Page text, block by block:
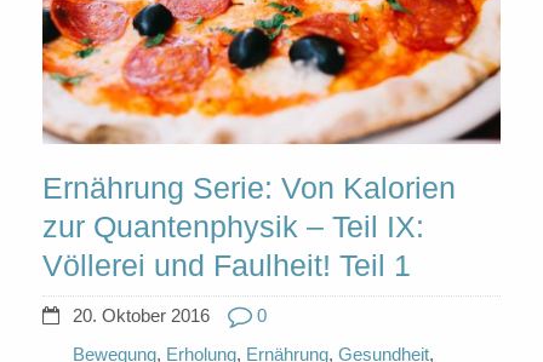
Ernährung Serie: Von Kalorien
zur Quantenphysik – Teil IX:
Völlerei und Faulheit! Teil 1
20. Oktober 2016
0
Bewegung, Erholung, Ernährung, Gesundheit,